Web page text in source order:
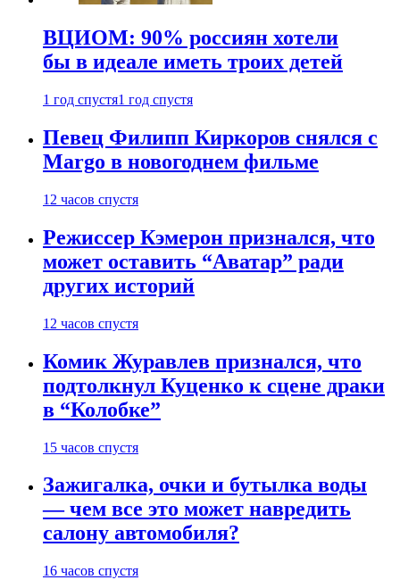
ВЦИОМ: 90% россиян хотели
бы в идеале иметь троих детей
1 год спустя1 год спустя
Певец Филипп Киркоров снялся с
Margo в новогоднем фильме
12 часов спустя
Режиссер Кэмерон признался, что
может оставить “Аватар” ради
других историй
12 часов спустя
Комик Журавлев признался, что
подтолкнул Куценко к сцене драки
в “Колобке”
15 часов спустя
Зажигалка, очки и бутылка воды
— чем все это может навредить
салону автомобиля?
16 часов спустя